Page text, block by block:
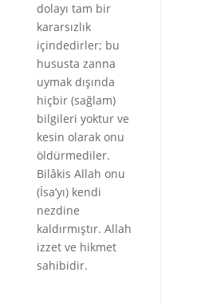
dolayı tam bir
kararsızlık
içindedirler; bu
hususta zanna
uymak dışında
hiçbir (sağlam)
bilgileri yoktur ve
kesin olarak onu
öldürmediler.
Bilâkis Allah onu
(İsa’yı) kendi
nezdine
kaldırmıştır. Allah
izzet ve hikmet
sahibidir.